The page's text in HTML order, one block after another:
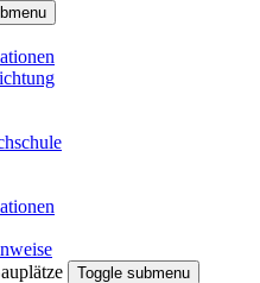
Toggle submenu